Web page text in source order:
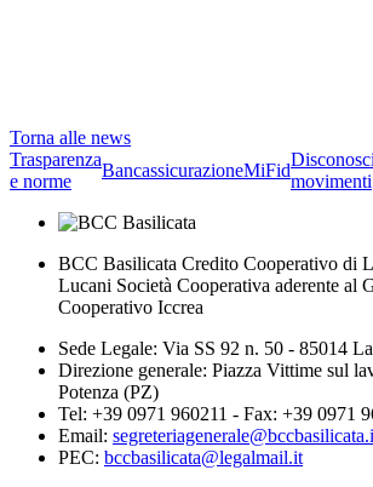
Torna alle news
Trasparenza
e norme
BancassicurazioneMiFid
movimenti
BCC Basilicata Credito Cooperativo di
Lucani Società Cooperativa aderente al
Cooperativo Iccrea
Sede Legale: Via SS 92 n. 50 - 85014
Direzione generale: Piazza Vittime sul
Potenza (PZ)
Tel: +39 0971 960211 - Fax: +39 0971
Email:
PEC: bccbasilicata@legalmail.it